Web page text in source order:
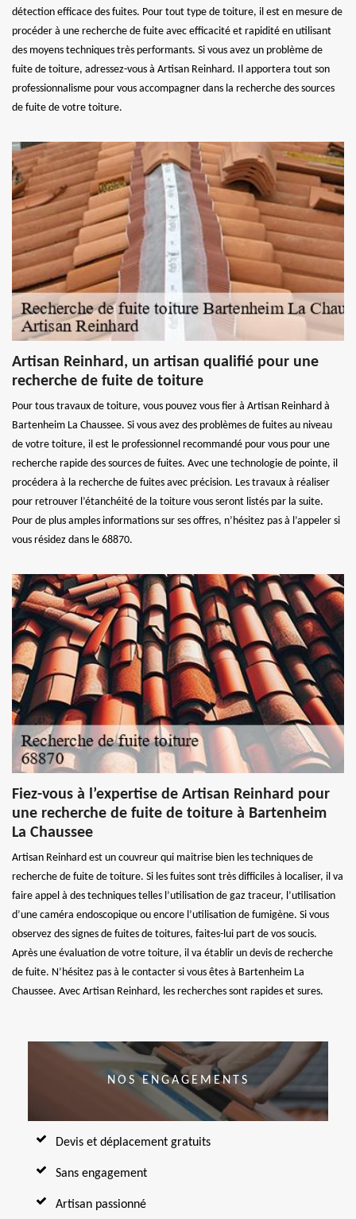
détection efficace des fuites. Pour tout type de toiture, il est en mesure de
procéder à une recherche de fuite avec efficacité et rapidité en utilisant
des moyens techniques très performants. Si vous avez un problème de
fuite de toiture, adressez-vous à Artisan Reinhard. Il apportera tout son
professionnalisme pour vous accompagner dans la recherche des sources
de fuite de votre toiture.
Artisan Reinhard, un artisan qualifié pour une
recherche de fuite de toiture
Pour tous travaux de toiture, vous pouvez vous fier à Artisan Reinhard à
Bartenheim La Chaussee. Si vous avez des problèmes de fuites au niveau
de votre toiture, il est le professionnel recommandé pour vous pour une
recherche rapide des sources de fuites. Avec une technologie de pointe, il
procédera à la recherche de fuites avec précision. Les travaux à réaliser
pour retrouver l’étanchéité de la toiture vous seront listés par la suite.
Pour de plus amples informations sur ses offres, n’hésitez pas à l’appeler si
vous résidez dans le 68870.
Fiez-vous à l’expertise de Artisan Reinhard pour
une recherche de fuite de toiture à Bartenheim
La Chaussee
Artisan Reinhard est un couvreur qui maitrise bien les techniques de
recherche de fuite de toiture. Si les fuites sont très difficiles à localiser, il va
faire appel à des techniques telles l’utilisation de gaz traceur, l’utilisation
d’une caméra endoscopique ou encore l’utilisation de fumigène. Si vous
observez des signes de fuites de toitures, faites-lui part de vos soucis.
Après une évaluation de votre toiture, il va établir un devis de recherche
de fuite. N’hésitez pas à le contacter si vous êtes à Bartenheim La
Chaussee. Avec Artisan Reinhard, les recherches sont rapides et sures.
NOS ENGAGEMENTS
Devis et déplacement gratuits
Sans engagement
Artisan passionné